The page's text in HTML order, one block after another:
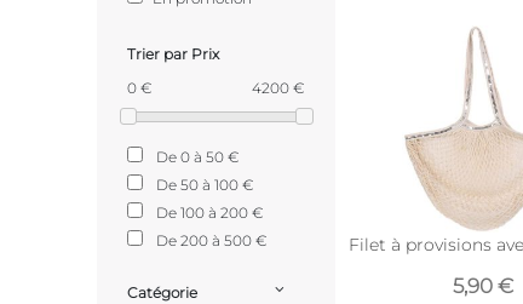
Trier par Prix
0 €
4200 €
De 0 à 50 €
De 50 à 100 €
De 100 à 200 €
De 200 à 500 €
Catégorie
Filet à provisions
5,90 €